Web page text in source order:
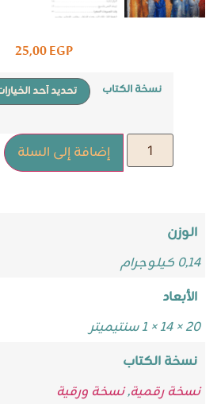
25,00EGP
نسخة الكتاب
إضافة إلى السلة
الوزن
0,14 كيلوجرام
الأبعاد
20 × 14 × 1 سنتيميتر
نسخة الكتاب
نسخة رقمية,نسخة ورقية